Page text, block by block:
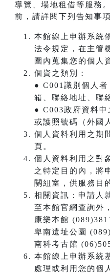
導覽、場地租借等服務
前，請詳閱下列告知事
本館線上申辦系統
法令規定，在主管
圍內蒐集您的個人
個資之類別：
● C001識別個人
箱、聯絡地址、聯
● C003政府資料中
或護照號碼（外國
個人資料利用之期
頁。
個人資料利用之對
之特定目的內，將
關組室，供服務目
相關資訊：申請人
至本館官網查詢外
康樂本館
卑南遺址公園
南科考古館
本館線上申辦系統
處理或利用您的個